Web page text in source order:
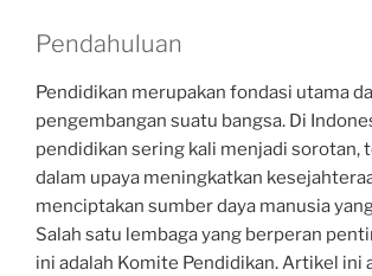
Pendahuluan
Pendidikan merupakan fondasi utama
pengembangan suatu bangsa. Di
pendidikan sering kali menjadi sorotan,
dalam upaya meningkatkan
menciptakan sumber daya manusia
Salah satu lembaga yang berperan
ini adalah Komite Pendidikan. Artikel ini